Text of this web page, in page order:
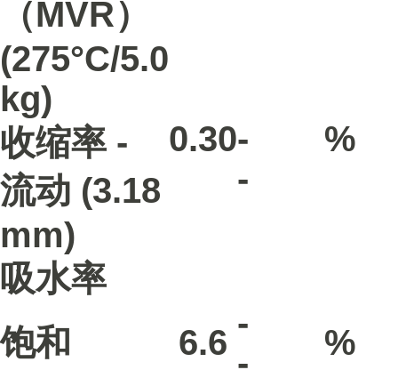
（MVR）
(275°C/5.0
kg)
收缩率 -
流动 (3.18
mm)
0.30-
-
%
吸水率
饱和
6.6 -
-
%